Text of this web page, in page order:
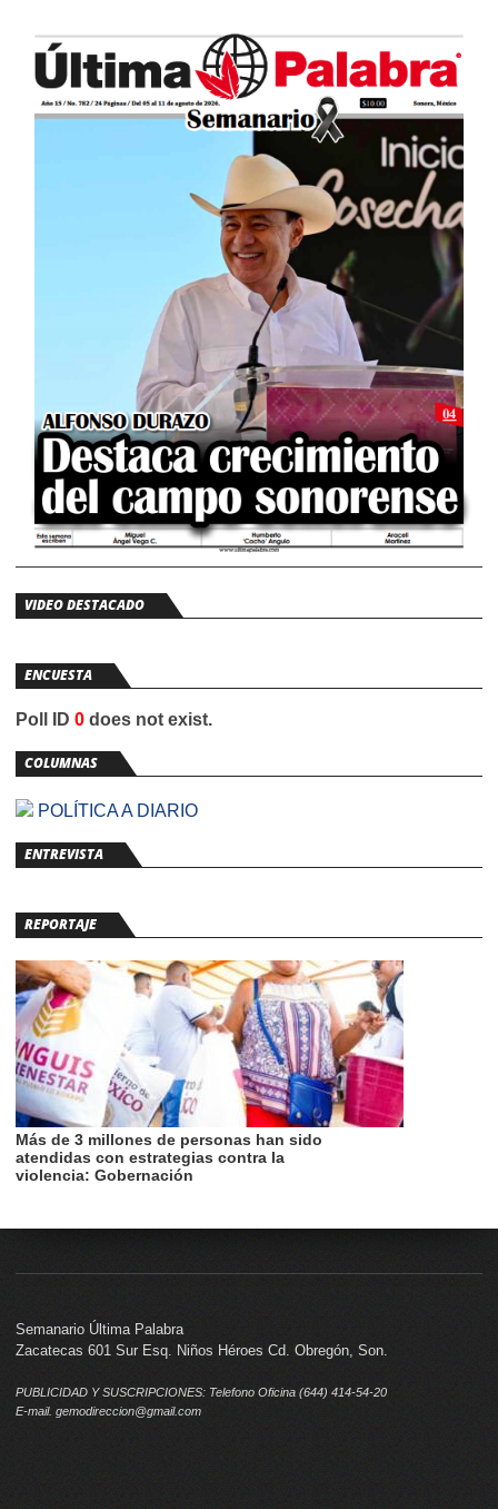
VIDEO DESTACADO
ENCUESTA
Poll ID 0 does not exist.
COLUMNAS
POLÍTICA A DIARIO
ENTREVISTA
REPORTAJE
Más de 3 millones de personas han sido
atendidas con estrategias contra la
violencia: Gobernación
Semanario Última Palabra
Zacatecas 601 Sur Esq. Niños Héroes Cd. Obregón, Son.
PUBLICIDAD Y SUSCRIPCIONES: Telefono Oficina (644) 414-54-20
E-mail. gemodireccion@gmail.com